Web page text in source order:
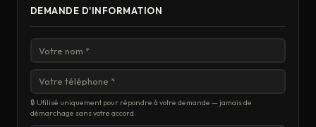
DEMANDE D'INFORMATION
🔒 Utilisé uniquement pour répondre à votre demande — jamais de
démarchage sans votre accord.